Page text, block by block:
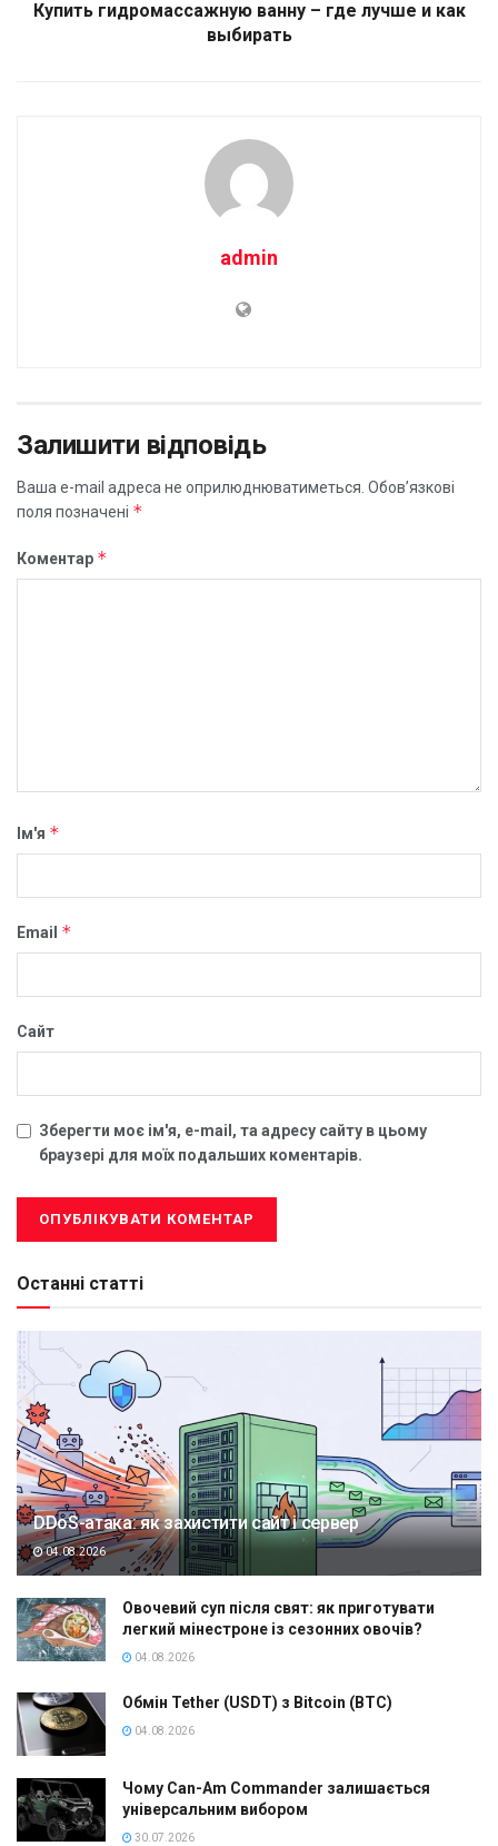
Купить гидромассажную ванну – где лучше и как
выбирать
admin
Залишити відповідь
Ваша e-mail адреса не оприлюднюватиметься. Обов’язкові
поля позначені *
Коментар *
Ім'я *
Email *
Сайт
Зберегти моє ім'я, e-mail, та адресу сайту в цьому
браузері для моїх подальших коментарів.
Останні статті
DDoS-атака: як захистити сайт і сервер
04.08.2026
Овочевий суп після свят: як приготувати
легкий мінестроне із сезонних овочів?
04.08.2026
Обмін Tether (USDT) з Bitcoin (BTC)
04.08.2026
Чому Can-Am Commander залишається
універсальним вибором
30.07.2026